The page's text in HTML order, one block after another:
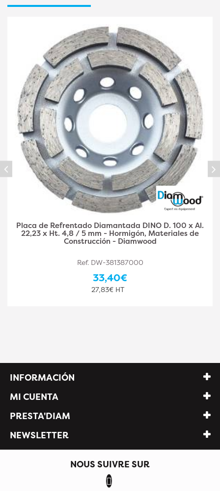
Placa diamantada DINO D. 125 x Al. 22,23 x Ht. 4,8 /
5 mm - hormigón, materiales de construcción -
Diamwood
Ref. DW-381387001
36,90€
30,75€ HT
INFORMACIÓN
MI CUENTA
PRESTA'DIAM
NEWSLETTER
NOUS SUIVRE SUR